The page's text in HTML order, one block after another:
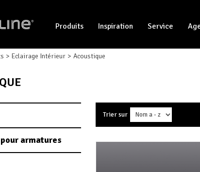
Produits Inspiration Service
Eclairage Intérieur Acoustique
armatures
Trier sur